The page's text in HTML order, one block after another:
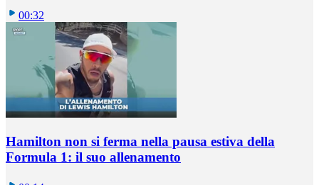
00:32
Hamilton non si ferma nella pausa estiva della
Formula 1: il suo allenamento